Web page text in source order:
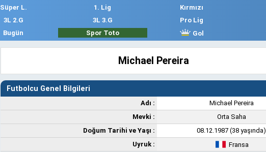
Süper L. 1. Lig Kırmızı
3L 2.G
3L 3.G Pro Lig
Bugün
Spor Toto Gol
Michael Pereira
Futbolcu Genel Bilgileri
Adı :
Michael Pereira
Mevki :
Orta Saha
Doğum Tarihi ve Yaşı :
08.12.1987 (38 yaşında)
Uyruk :
Fransa